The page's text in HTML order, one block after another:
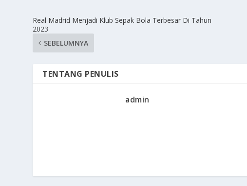
Real Madrid Menjadi Klub Sepak Bola Terbesar Di Tahun
2023
SEBELUMNYA
TENTANG PENULIS
admin